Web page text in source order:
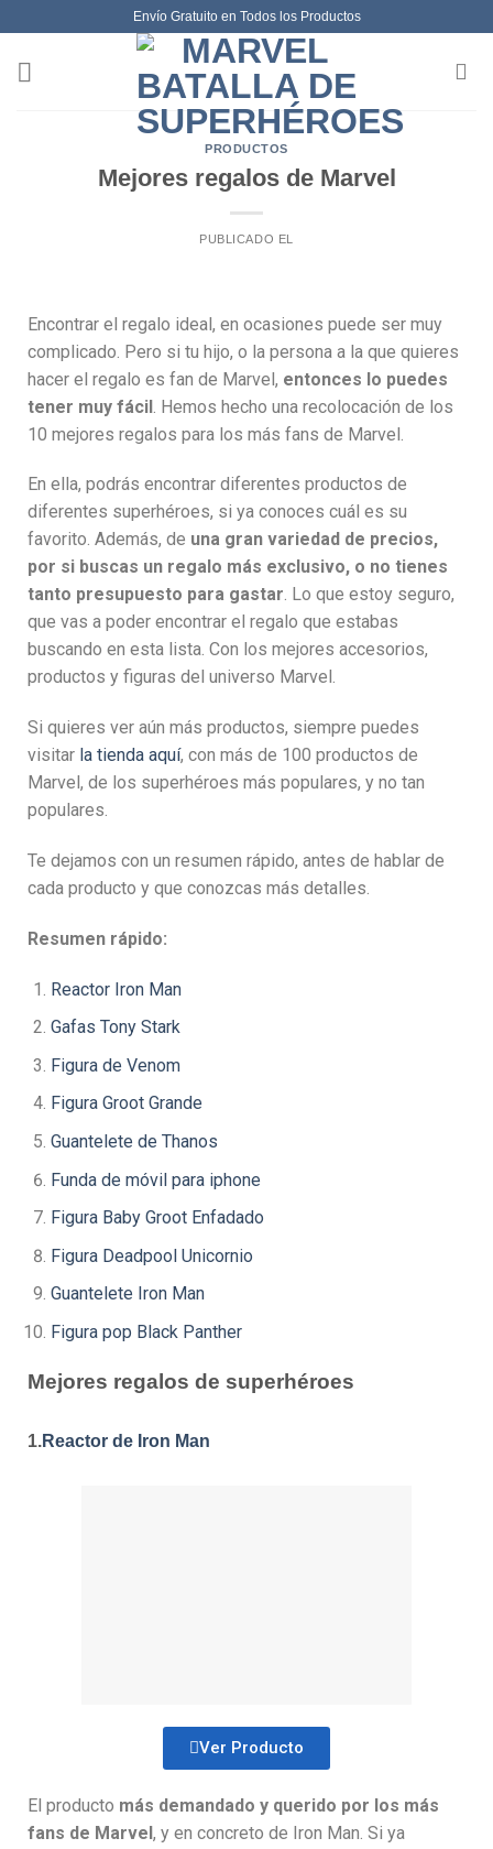
Envío Gratuito en Todos los Productos
PRODUCTOS
Mejores regalos de Marvel
PUBLICADO EL
Encontrar el regalo ideal, en ocasiones puede ser muy
complicado. Pero si tu hijo, o la persona a la que quieres
hacer el regalo es fan de Marvel, entonces lo puedes
tener muy fácil . Hemos hecho una recolocación de los
10 mejores regalos para los más fans de Marvel.
En ella, podrás encontrar diferentes productos de
diferentes superhéroes, si ya conoces cuál es su
favorito. Además, de una gran variedad de precios,
por si buscas un regalo más exclusivo, o no tienes
tanto presupuesto para gastar. Lo que estoy seguro,
que vas a poder encontrar el regalo que estabas
buscando en esta lista. Con los mejores accesorios,
productos y figuras del universo Marvel.
Si quieres ver aún más productos, siempre puedes
visitar la tienda aquí, con más de 100 productos de
Marvel, de los superhéroes más populares, y no tan
populares.
Te dejamos con un resumen rápido, antes de hablar de
cada producto y que conozcas más detalles.
Resumen rápido:
Reactor Iron Man
Gafas Tony Stark
Figura de Venom
Figura Groot Grande
Guantelete de Thanos
Funda de móvil para iphone
Figura Baby Groot Enfadado
Figura Deadpool Unicornio
Guantelete Iron Man
Figura pop Black Panther
Mejores regalos de superhéroes
1.Reactor de Iron Man
Ver Producto
El producto más demandado y querido por los más
fans de Marvel , y en concreto de Iron Man. Si ya